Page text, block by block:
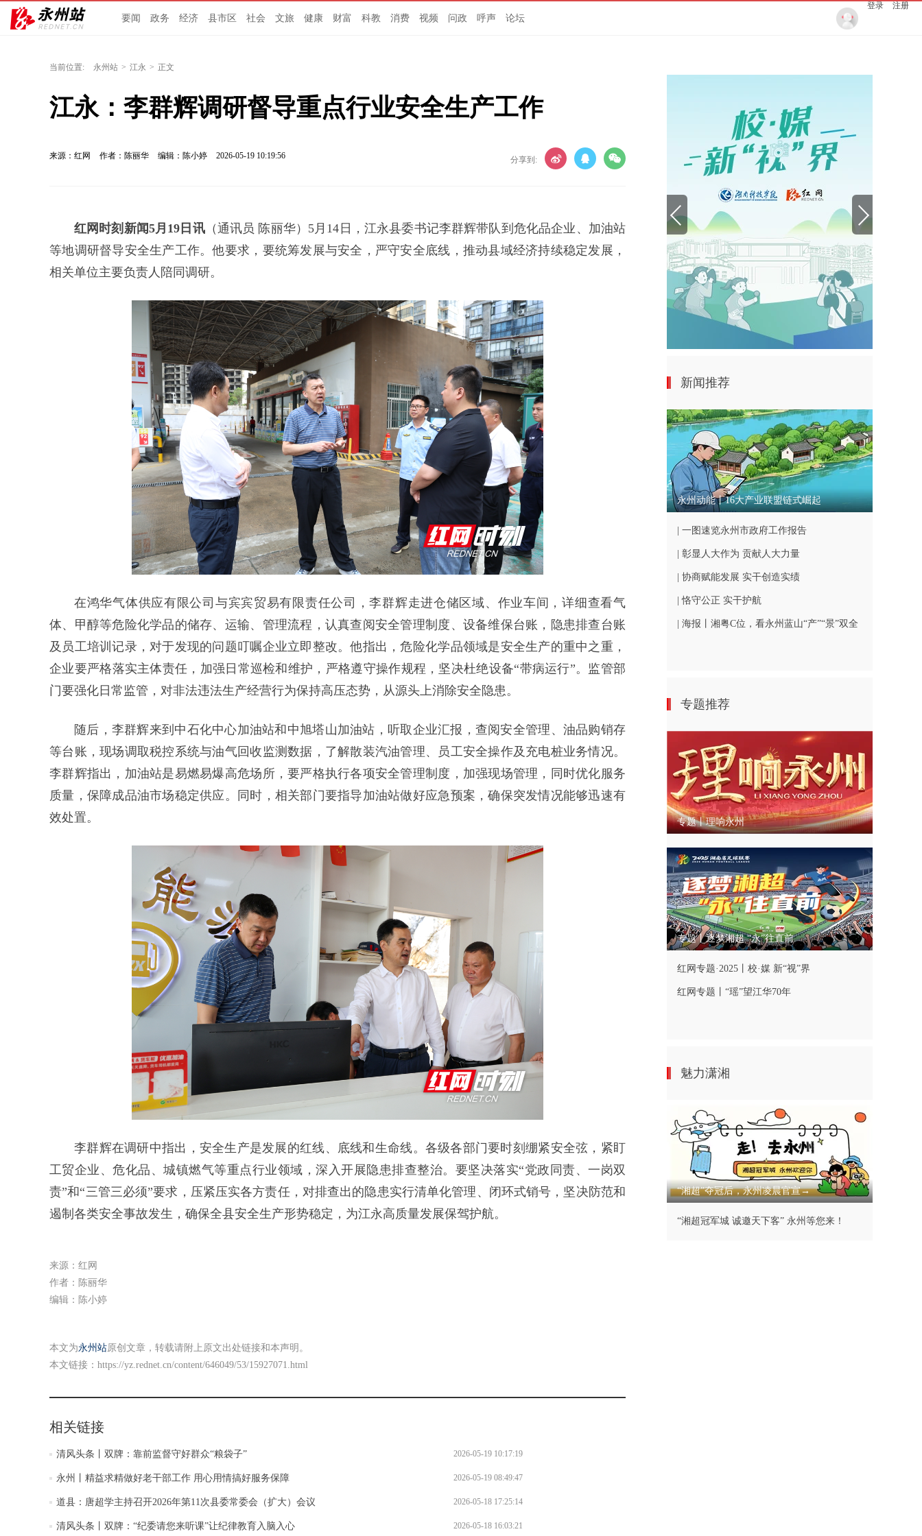
要闻 政务 经济 县市区 社会 文旅 健康 财富 科教 消费 视频 问政 呼声 论坛
登录 注册
当前位置: 永州站 > 江永 > 正文
江永：李群辉调研督导重点行业安全生产工作
来源：红网 作者：陈丽华 编辑：陈小婷 2026-05-19 10:19:56 分享到:
红网时刻新闻5月19日讯（通讯员 陈丽华）5月14日，江永县委书记李群辉带队到危化品企业、加油站
等地调研督导安全生产工作。他要求，要统筹发展与安全，严守安全底线，推动县域经济持续稳定发展，
相关单位主要负责人陪同调研。
在鸿华气体供应有限公司与宾宾贸易有限责任公司，李群辉走进仓储区域、作业车间，详细查看气
体、甲醇等危险化学品的储存、运输、管理流程，认真查阅安全管理制度、设备维保台账，隐患排查台账
及员工培训记录，对于发现的问题叮嘱企业立即整改。他指出，危险化学品领域是安全生产的重中之重，
企业要严格落实主体责任，加强日常巡检和维护，严格遵守操作规程，坚决杜绝设备“带病运行”。监管部
门要强化日常监管，对非法违法生产经营行为保持高压态势，从源头上消除安全隐患。
随后，李群辉来到中石化中心加油站和中旭塔山加油站，听取企业汇报，查阅安全管理、油品购销存
等台账，现场调取税控系统与油气回收监测数据，了解散装汽油管理、员工安全操作及充电桩业务情况。
李群辉指出，加油站是易燃易爆高危场所，要严格执行各项安全管理制度，加强现场管理，同时优化服务
质量，保障成品油市场稳定供应。同时，相关部门要指导加油站做好应急预案，确保突发情况能够迅速有
效处置。
李群辉在调研中指出，安全生产是发展的红线、底线和生命线。各级各部门要时刻绷紧安全弦，紧盯
工贸企业、危化品、城镇燃气等重点行业领域，深入开展隐患排查整治。要坚决落实“党政同责、一岗双
责”和“三管三必须”要求，压紧压实各方责任，对排查出的隐患实行清单化管理、闭环式销号，坚决防范和
遏制各类安全事故发生，确保全县安全生产形势稳定，为江永高质量发展保驾护航。
来源：红网
作者：陈丽华
编辑：陈小婷
本文为永州站原创文章，转载请附上原文出处链接和本声明。
本文链接： https://yz.rednet.cn/content/646049/53/15927071.html
相关链接
清风头条丨双牌：靠前监督守好群众“粮袋子” 2026-05-19 10:17:19
永州丨精益求精做好老干部工作 用心用情搞好服务保障 2026-05-19 08:49:47
道县：唐超学主持召开2026年第11次县委常委会（扩大）会议 2026-05-18 17:25:14
清风头条丨双牌：“纪委请您来听课”让纪律教育入脑入心 2026-05-18 16:03:21
新闻推荐
永州动能丨16大产业联盟链式崛起
| 一图速览永州市政府工作报告
| 彰显人大作为 贡献人大力量
| 协商赋能发展 实干创造实绩
| 恪守公正 实干护航
| 海报丨湘粤C位，看永州蓝山“产”“景”双全
专题推荐
专题丨理响永州
专题丨逐梦湘超 “永”往直前
红网专题·2025丨校·媒 新“视”界
红网专题丨“瑶”望江华70年
魅力潇湘
“湘超”夺冠后，永州凌晨官宣→
“湘超冠军城 诚邀天下客” 永州等您来！